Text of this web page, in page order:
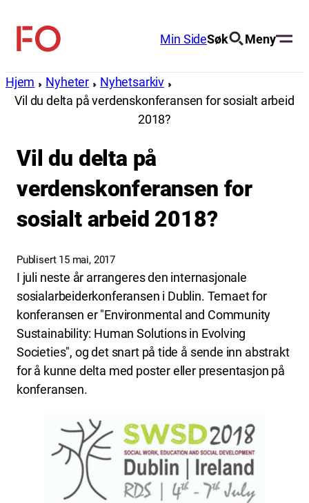
innhold
FO
Min SideSøk Meny
Hjem Nyheter
Nyhetsarkiv
Vil du delta på verdenskonferansen for sosialt arbeid
2018?
Vil du delta på
verdenskonferansen for
sosialt arbeid 2018?
Publisert 15 mai, 2017
I juli neste år arrangeres den internasjonale
sosialarbeiderkonferansen i Dublin. Temaet for
konferansen er "Environmental and Community
Sustainability: Human Solutions in Evolving
Societies", og det snart på tide å sende inn abstrakt
for å kunne delta med poster eller presentasjon på
konferansen.